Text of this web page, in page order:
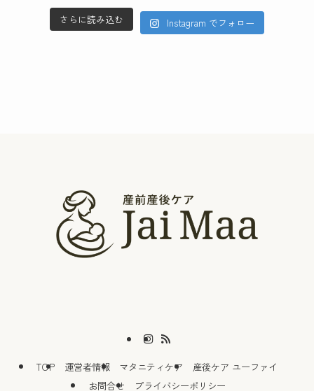
さらに読み込む Instagram でフォロー
TOP 運営者情報 マタニティケア
産後ケア ユーファイ
お問合せ
プライバシーポリシー